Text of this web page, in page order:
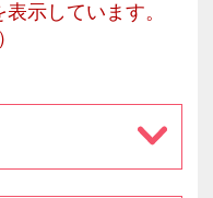
示しています。